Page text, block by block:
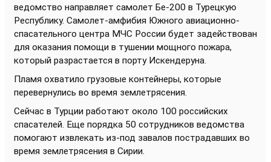
ведомство направляет самолет Бе-200 в Турецкую
Республику. Самолет-амфибия Южного авиационно-
спасательного центра МЧС России будет задействован
для оказания помощи в тушении мощного пожара,
который разрастается в порту Искендеруна.
Пламя охватило грузовые контейнеры, которые
перевернулись во время землетрясения.
Сейчас в Турции работают около 100 российских
спасателей. Еще порядка 50 сотрудников ведомства
помогают извлекать из-под завалов пострадавших во
время землетрясения в Сирии.